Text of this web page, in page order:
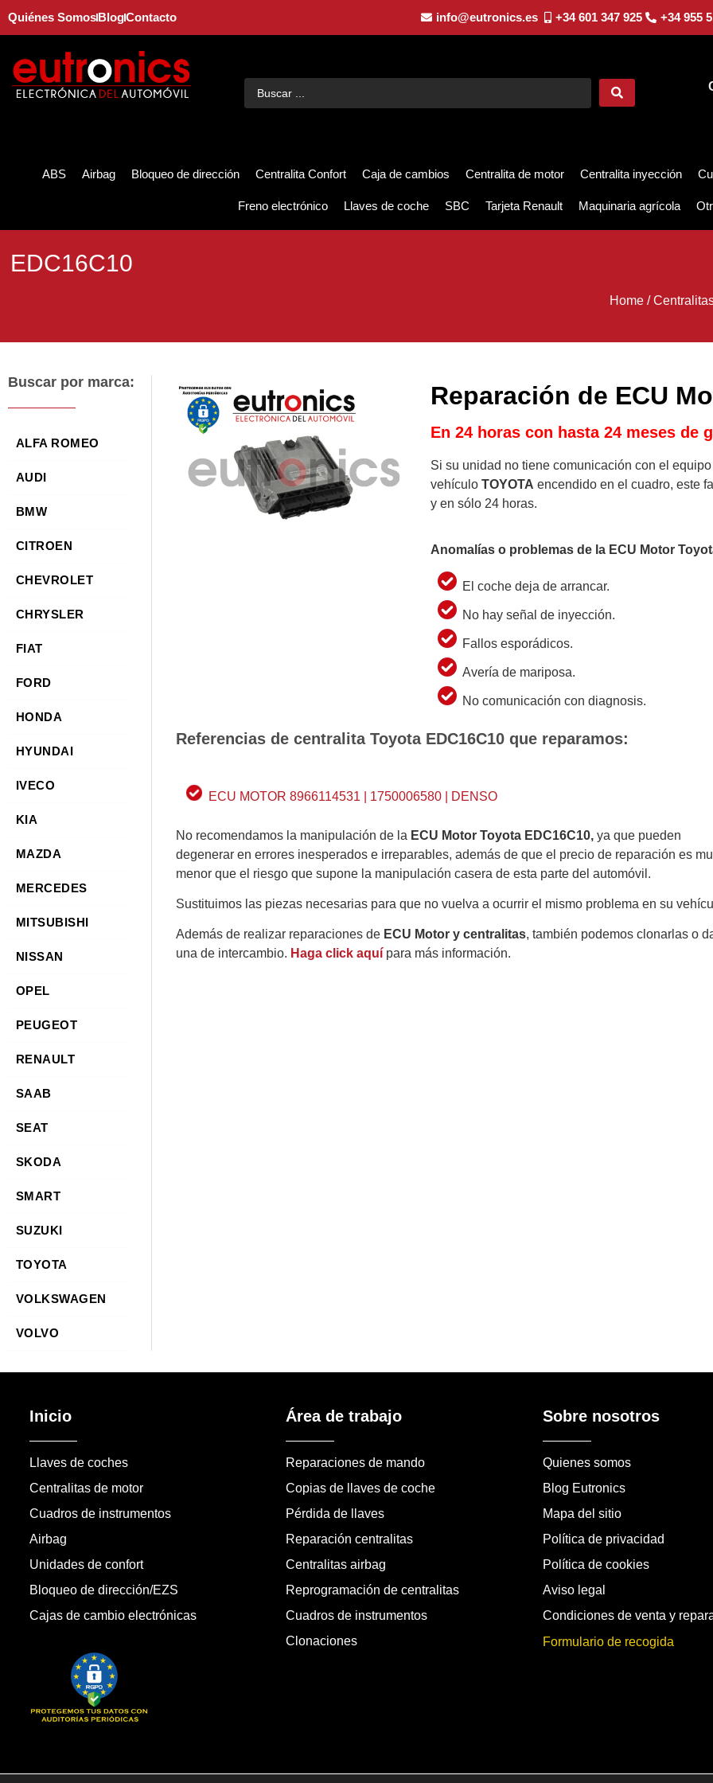
Quiénes SomosBlogContacto info@eutronics.es +34 601 347 925 +34 955
ABS Airbag Bloqueo de dirección Centralita Confort Caja de cambios Centralita de motor Centralita inyección
Freno electrónico Llaves de coche SBC Tarjeta Renault Maquinaria agrícola
EDC16C10
Home /
Buscar por marca:
ALFA ROMEO
AUDI
BMW
CITROEN
CHEVROLET
CHRYSLER
FIAT
FORD
HONDA
HYUNDAI
IVECO
KIA
MAZDA
MERCEDES
MITSUBISHI
NISSAN
OPEL
PEUGEOT
RENAULT
SAAB
SEAT
SKODA
SMART
SUZUKI
TOYOTA
VOLKSWAGEN
VOLVO
Reparación de ECU
En 24 horas con hasta 24 meses de
Si su unidad no tiene comunicación con el
vehículoTOYOTAencendido en el cuadro, este
y en sólo 24 horas.
Anomalías o problemas de la ECU Motor
El coche deja de arrancar.
No hay señal de inyección.
Fallos esporádicos.
Avería de mariposa.
No comunicación con diagnosis.
Referencias de centralita Toyota EDC16C10 que reparamos:
ECU MOTOR 8966114531 | 1750006580 | DENSO
No recomendamos la manipulación de la ECU Motor Toyota EDC16C10,ya que pueden
degenerar en errores inesperados e irreparables, además de que el precio de reparación es
menor que el riesgo que supone la manipulación casera de esta parte del automóvil.
Sustituimos las piezas necesarias para que no vuelva a ocurrir el mismo problema en su
Además de realizar reparaciones de ECU Motor y centralitas, también podemos clonarlas o
una de intercambio. Haga click aquípara más información.
Inicio
Llaves de coches
Centralitas de motor
Cuadros de instrumentos
Airbag
Unidades de confort
Bloqueo de dirección/EZS
Cajas de cambio electrónicas
Área de trabajo
Reparaciones de mando
Copias de llaves de coche
Pérdida de llaves
Reparación centralitas
Centralitas airbag
Reprogramación de centralitas
Cuadros de instrumentos
Clonaciones
Sobre nosotros
Quienes somos
Blog Eutronics
Mapa del sitio
Política de privacidad
Política de cookies
Aviso legal
Condiciones de venta y
Formulario de recogida